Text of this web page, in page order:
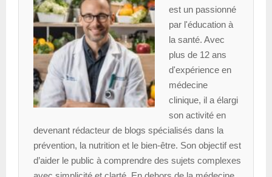
est un passionné
par l'éducation à
la santé. Avec
plus de 12 ans
d'expérience en
médecine
clinique, il a élargi
son activité en
devenant rédacteur de blogs spécialisés dans la
prévention, la nutrition et le bien-être. Son objectif est
d’aider le public à comprendre des sujets complexes